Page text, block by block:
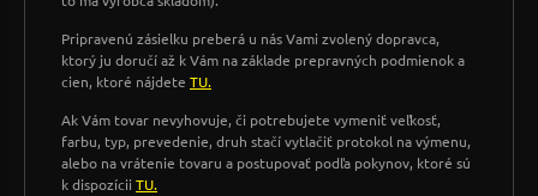
Pripravenú zásielku preberá u nás Vami zvolený dopravca,
ktorý ju doručí až k Vám na základe prepravných podmienok a
cien, ktoré nájdete TU.
Ak Vám tovar nevyhovuje, či potrebujete vymeniť veľkosť,
farbu, typ, prevedenie, druh stačí vytlačiť protokol na výmenu,
alebo na vrátenie tovaru a postupovať podľa pokynov, ktoré sú
k dispozícii TU.